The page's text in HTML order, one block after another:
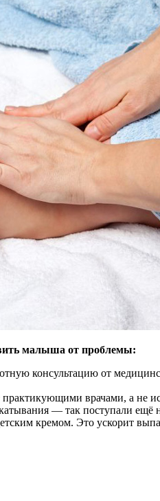
малыша от проблемы:
консультацию от
врачами, а не
— так поступали
кремом. Это ускорит